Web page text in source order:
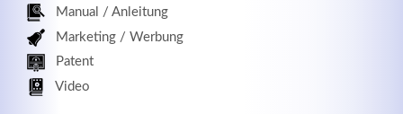
Manual / Anleitung
Marketing / Werbung
Patent
Video